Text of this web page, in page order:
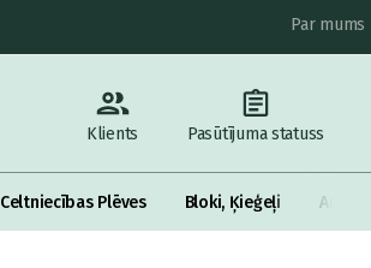
Par mums
Klients
Pasūtījuma statuss
Celtniecības Plēves Bloki, Ķieģeļi